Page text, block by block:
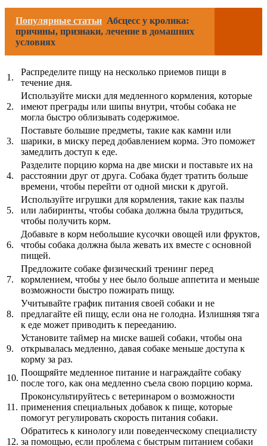
Популярные статьи Абсцесс у кролика:
причины, признаки, лечение в домашних
условиях
1.
Распределите пищу на несколько приемов пищи в
течение дня.
2.
Используйте миски для медленного кормления, которые
имеют преграды или шипы внутри, чтобы собака не
могла быстро облизывать содержимое.
3.
Поставьте большие предметы, такие как камни или
шарики, в миску перед добавлением корма. Это поможет
замедлить доступ к еде.
4.
Разделите порцию корма на две миски и поставьте их на
расстоянии друг от друга. Собака будет тратить больше
времени, чтобы перейти от одной миски к другой.
5.
Используйте игрушки для кормления, такие как пазлы
или лабиринты, чтобы собака должна была трудиться,
чтобы получить корм.
6.
Добавьте в корм небольшие кусочки овощей или фруктов,
чтобы собака должна была жевать их вместе с основной
пищей.
7.
Предложите собаке физический тренинг перед
кормлением, чтобы у нее было больше аппетита и меньше
возможности быстро пожирать пищу.
8.
Учитывайте график питания своей собаки и не
предлагайте ей пищу, если она не голодна. Излишняя тяга
к еде может приводить к перееданию.
9.
Установите таймер на миске вашей собаки, чтобы она
открывалась медленно, давая собаке меньше доступа к
корму за раз.
10.
Поощряйте медленное питание и награждайте собаку
после того, как она медленно съела свою порцию корма.
11.
Проконсультируйтесь с ветеринаром о возможности
применения специальных добавок к пище, которые
помогут регулировать скорость питания собаки.
12.
Обратитесь к кинологу или поведенческому специалисту
за помощью, если проблема с быстрым питанием собаки